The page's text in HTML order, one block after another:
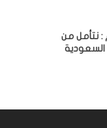
: نتأمل من
السعودية